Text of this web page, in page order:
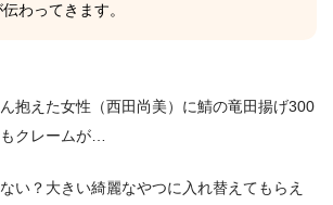
わってきます。
抱えた女性（西田尚美）に鯖の竜田揚げ300
クレームが…
い？大きい綺麗なやつに入れ替えてもらえ